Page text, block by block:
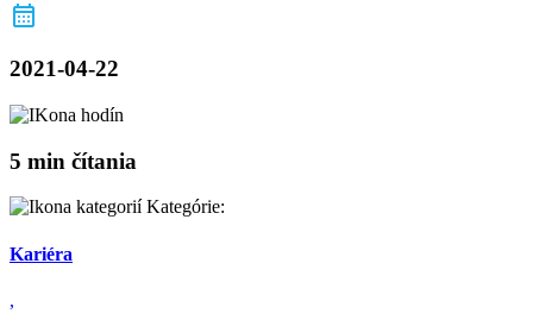
2021-04-22
5 min čítania
Kategórie:
Kariéra
,